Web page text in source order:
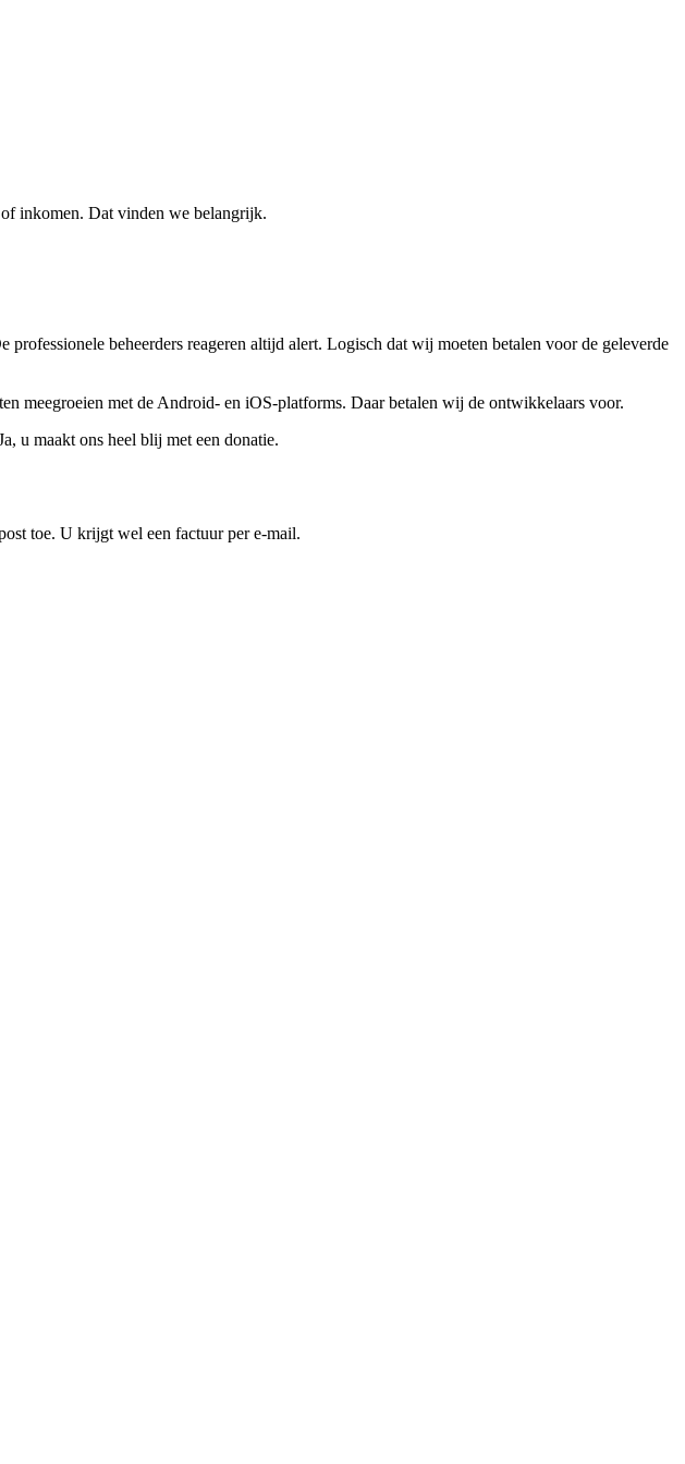
inkomen. Dat vinden we belangrijk.
beheerders reageren altijd alert. Logisch dat wij moeten betalen voor de geleverde
meegroeien met de Android- en iOS-platforms. Daar betalen wij de ontwikkelaars voor.
u maakt ons heel blij met een donatie.
toe. U krijgt wel een factuur per e-mail.